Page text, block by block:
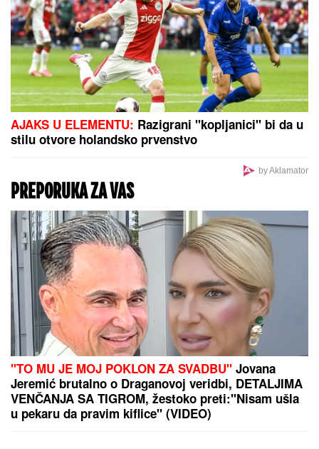
PENTAGON VRŠI PRITISAK NA
Traži da se
brže proizvode oružje i municiju,
evo i zašto